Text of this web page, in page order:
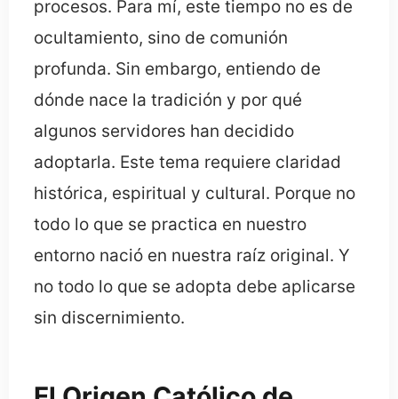
procesos. Para mí, este tiempo no es de
ocultamiento, sino de comunión
profunda. Sin embargo, entiendo de
dónde nace la tradición y por qué
algunos servidores han decidido
adoptarla. Este tema requiere claridad
histórica, espiritual y cultural. Porque no
todo lo que se practica en nuestro
entorno nació en nuestra raíz original. Y
no todo lo que se adopta debe aplicarse
sin discernimiento.